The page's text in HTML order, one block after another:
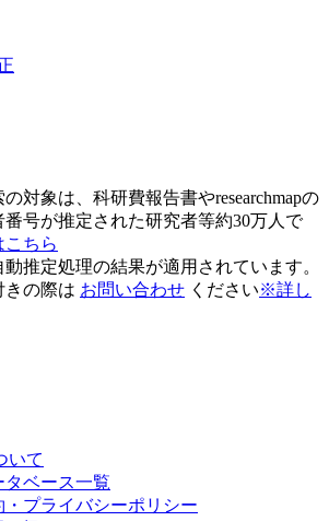
対象は、科研費報告書やresearchmapの
号が推定された研究者等約30万人で
ちら
推定処理の結果が適用されています。
きの際は お問い合わせ ください※詳し
いて
タベース一覧
・プライバシーポリシー